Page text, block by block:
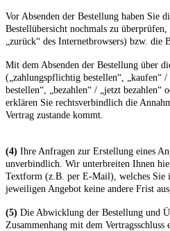
Vor Absenden der Bestellung haben Sie
Bestellübersicht nochmals zu
„zurück“ des Internetbrowsers) bzw. die
Mit dem Absenden der Bestellung über
(„zahlungspflichtig bestellen“, „kaufen“
bestellen“, „bezahlen“ / „jetzt bezahlen“
erklären Sie rechtsverbindlich die
Vertrag zustande kommt.
(4) Ihre Anfragen zur Erstellung eines
unverbindlich. Wir unterbreiten Ihnen
Textform (z.B. per E-Mail), welches Sie
jeweiligen Angebot keine andere Frist
(5) Die Abwicklung der Bestellung und
Zusammenhang mit dem